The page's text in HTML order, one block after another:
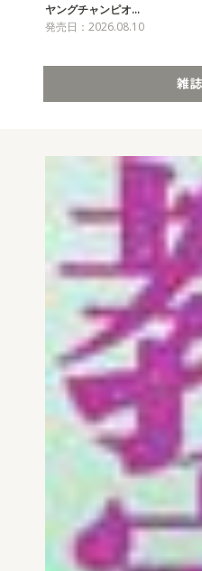
ヤングチャンピオ…
発売日：2026.08.10